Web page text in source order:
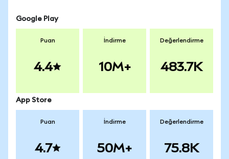
Google Play
Puan
4.4
İndirme
10M+
Değerlendirme
483.7K
App Store
Puan
4.7
İndirme
50M+
Değerlendirme
75.8K